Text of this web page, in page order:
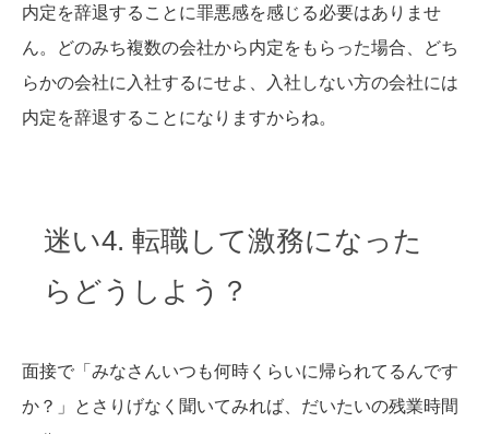
内定を辞退することに罪悪感を感じる必要はありませ
ん。どのみち複数の会社から内定をもらった場合、どち
らかの会社に入社するにせよ、入社しない方の会社には
内定を辞退することになりますからね。
迷い4. 転職して激務になった
らどうしよう？
面接で「みなさんいつも何時くらいに帰られてるんです
か？」とさりげなく聞いてみれば、だいたいの残業時間